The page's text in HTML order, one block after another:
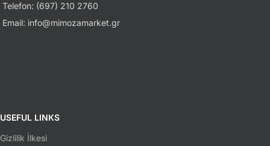
Telefon: (697) 210 2760
Email: info@mimozamarket.gr
USEFUL LINKS
Gizlilik İlkesi